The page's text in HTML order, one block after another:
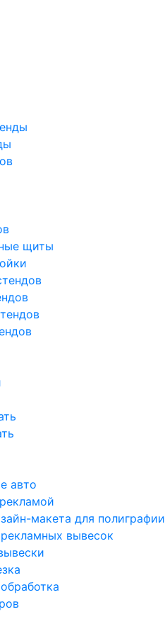
щиты
авто
макета для полиграфии
вывесок